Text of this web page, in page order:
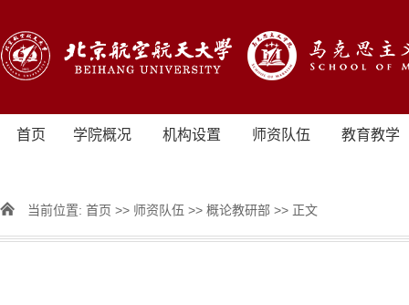
首页 学院概况 机构设置 师资队伍 教育教学
当前位置: 首页 >> 师资队伍 >> 概论教研部 >> 正文